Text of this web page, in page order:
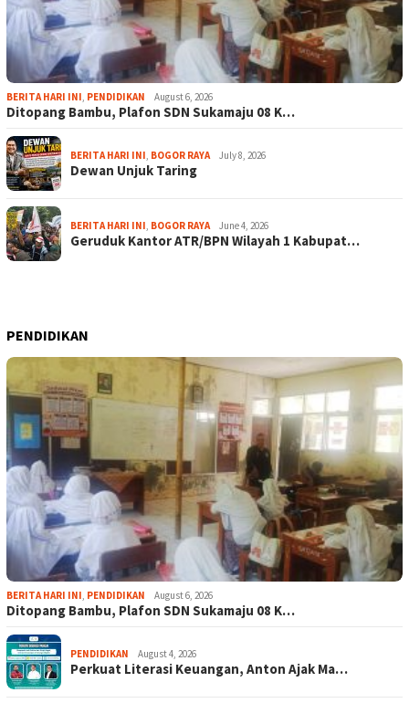
BERITA HARI INI, PENDIDIKAN August 6, 2026
Ditopang Bambu, Plafon SDN Sukamaju 08 K…
BERITA HARI INI, BOGOR RAYA July 8, 2026
Dewan Unjuk Taring
BERITA HARI INI, BOGOR RAYA June 4, 2026
Geruduk Kantor ATR/BPN Wilayah 1 Kabupat…
PENDIDIKAN
BERITA HARI INI, PENDIDIKAN August 6, 2026
Ditopang Bambu, Plafon SDN Sukamaju 08 K…
PENDIDIKAN August 4, 2026
Perkuat Literasi Keuangan, Anton Ajak Ma…